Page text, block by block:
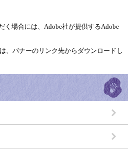
く場合には、Adobe社が提供するAdobe
、バナーのリンク先からダウンロードし